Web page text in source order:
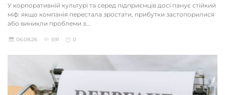
У корпоративній культурі та серед підприємців досі панує стійкий
міф: якщо компанія перестала зростати, прибутки застопорилися
або виникли проблеми з...
06.08.26 591 0